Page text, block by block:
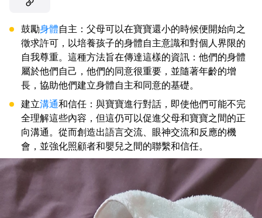
鼓勵身體自主：父母可以在寶寶還小的時候便開始向之
徵求許可，以培養孩子的身體自主意識和對個人界限的
自我尊重。這種方法旨在傳達這樣的資訊：他們的身體
屬於他們自己，他們的同意很重要，並隨著年齡的增
長，協助他們建立身體自主和同意的基礎。
建立溝通和信任：與寶寶進行對話，即使他們可能不完
全理解這些內容，但這仍可以促進父母和寶寶之間的正
向溝通。從而創造出語言交流、眼神交流和反應的機
會，並強化照顧者和嬰兒之間的聯繫和信任。